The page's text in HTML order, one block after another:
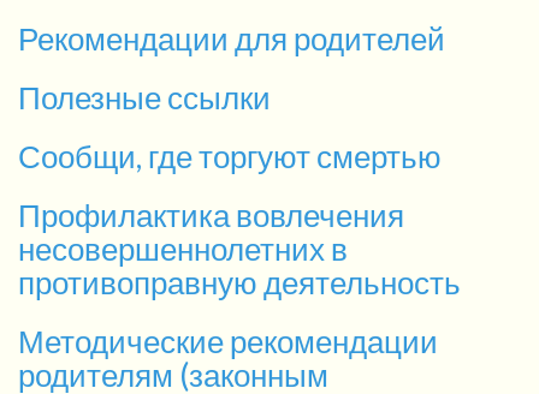
Рекомендации для родителей
Полезные ссылки
Сообщи, где торгуют смертью
Профилактика вовлечения
несовершеннолетних в
противоправную деятельность
Методические рекомендации
родителям (законным